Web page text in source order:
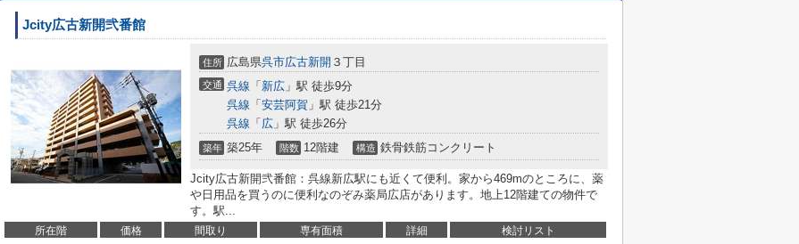
Jcity広古新開弐番館
住所 広島県呉市広古新開 ３丁目
交通 呉線 「 新広 」駅 徒歩9分
呉線 「 安芸阿賀 」駅 徒歩21分
呉線 「 広 」駅 徒歩26分
築年 築25年 階数 12階建 構造 鉄骨鉄筋コンクリート
Jcity広古新開弐番館：呉線新広駅にも近くて便利。家から469mのところに、薬
や日用品を買うのに便利なのぞみ薬局広店があります。地上12階建ての物件で
す。駅...
所在階 価格 間取り 専有面積 詳細 検討リスト